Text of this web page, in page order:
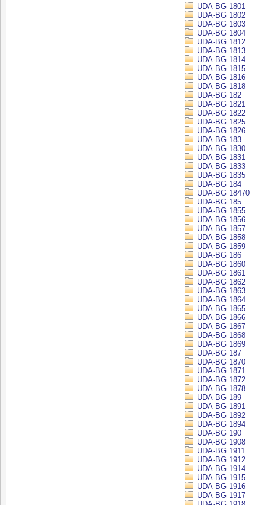
UDA-BG 1801
UDA-BG 1802
UDA-BG 1803
UDA-BG 1804
UDA-BG 1812
UDA-BG 1813
UDA-BG 1814
UDA-BG 1815
UDA-BG 1816
UDA-BG 1818
UDA-BG 182
UDA-BG 1821
UDA-BG 1822
UDA-BG 1825
UDA-BG 1826
UDA-BG 183
UDA-BG 1830
UDA-BG 1831
UDA-BG 1833
UDA-BG 1835
UDA-BG 184
UDA-BG 18470
UDA-BG 185
UDA-BG 1855
UDA-BG 1856
UDA-BG 1857
UDA-BG 1858
UDA-BG 1859
UDA-BG 186
UDA-BG 1860
UDA-BG 1861
UDA-BG 1862
UDA-BG 1863
UDA-BG 1864
UDA-BG 1865
UDA-BG 1866
UDA-BG 1867
UDA-BG 1868
UDA-BG 1869
UDA-BG 187
UDA-BG 1870
UDA-BG 1871
UDA-BG 1872
UDA-BG 1878
UDA-BG 189
UDA-BG 1891
UDA-BG 1892
UDA-BG 1894
UDA-BG 190
UDA-BG 1908
UDA-BG 1911
UDA-BG 1912
UDA-BG 1914
UDA-BG 1915
UDA-BG 1916
UDA-BG 1917